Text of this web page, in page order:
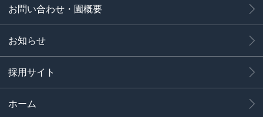
お問い合わせ・園概要
お知らせ
採用サイト
ホーム